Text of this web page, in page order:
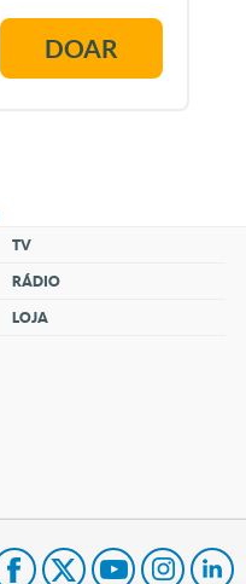
DOAR
TV
RÁDIO
LOJA